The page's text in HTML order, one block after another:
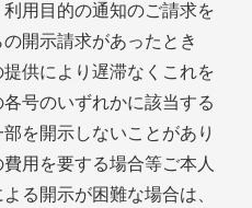
用目的の通知のご請求を
開示請求があったとき
供により遅滞なくこれを
号のいずれかに該当する
を開示しないことがあり
用を要する場合等ご本人
る開示が困難な場合は、